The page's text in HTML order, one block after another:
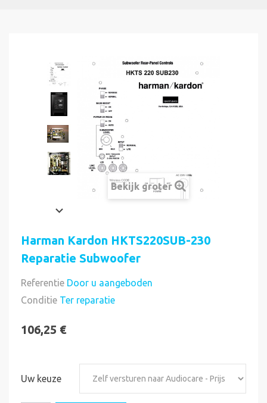
Bekijk groter
Harman Kardon HKTS220SUB-230
Reparatie Subwoofer
Referentie Door u aangeboden
Conditie Ter reparatie
106,25 €
Uw keuze